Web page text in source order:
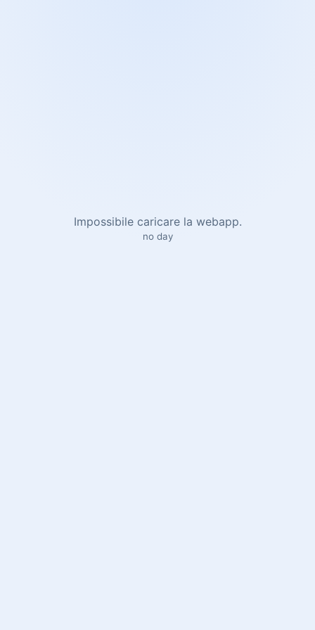
Impossibile caricare la webapp.
no day